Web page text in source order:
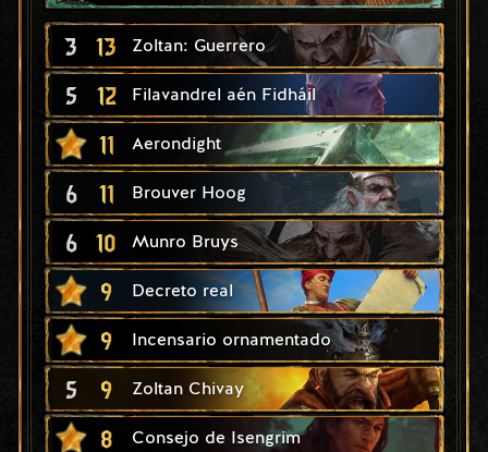
3 13 Zoltan: Guerrero
5 12 Filavandrel aén Fidháil
11 Aerondight
6 11 Brouver Hoog
6 10 Munro Bruys
9 Decreto real
9 Incensario ornamentado
5 9 Zoltan Chivay
8 Consejo de Isengrim